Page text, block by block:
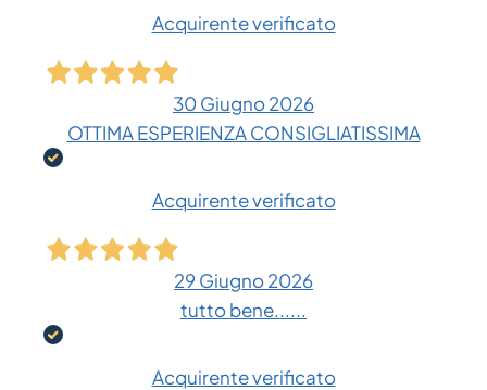
Acquirente verificato
30 Giugno 2026
OTTIMA ESPERIENZA CONSIGLIATISSIMA
Acquirente verificato
29 Giugno 2026
tutto bene......
Acquirente verificato